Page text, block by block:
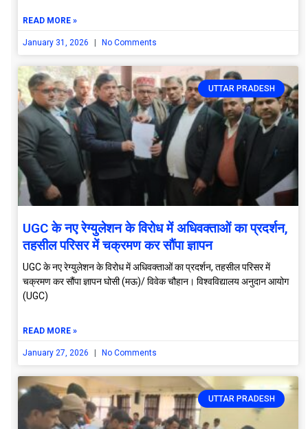
READ MORE »
January 31, 2026 No Comments
UTTAR PRADESH
UGC के नए रेग्युलेशन के विरोध में अधिवक्ताओं का प्रदर्शन,
तहसील परिसर में चक्रमण कर सौंपा ज्ञापन
UGC के नए रेग्युलेशन के विरोध में अधिवक्ताओं का प्रदर्शन, तहसील परिसर में
चक्रमण कर सौंपा ज्ञापन घोसी (मऊ)/ विवेक चौहान। विश्वविद्यालय अनुदान आयोग
(UGC)
READ MORE »
January 27, 2026 No Comments
UTTAR PRADESH